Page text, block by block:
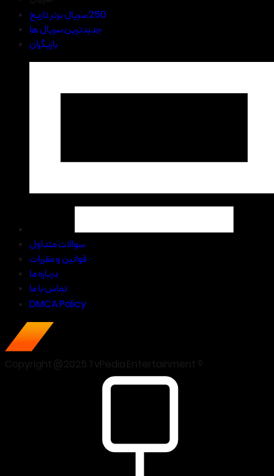
250 سریال برتر تاریخ
جدیدترین سریال ها
بازیگران
سوالات متداول
قوانین و مقررات
درباره ما
تماس با ما
DMCA Policy